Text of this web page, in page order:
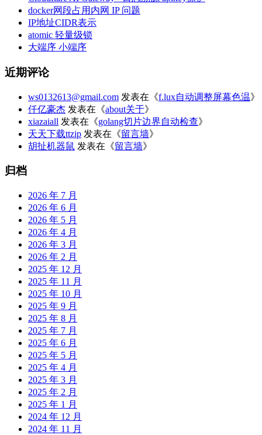
docker网段占用内网 IP 问题
IP地址CIDR表示
atomic 轻量级锁
大端序 小端序
近期评论
ws0132613@gmail.com 发表在《f.lux自动调整屏幕色温》
仟亿豪杰 发表在《about关于》
xiazaiall 发表在《golang切片边界自动检查》
天天下载ttzip 发表在《留言墙》
胡扯机器鼠 发表在《留言墙》
归档
2026 年 7 月
2026 年 6 月
2026 年 5 月
2026 年 4 月
2026 年 3 月
2026 年 2 月
2025 年 12 月
2025 年 11 月
2025 年 10 月
2025 年 9 月
2025 年 8 月
2025 年 7 月
2025 年 6 月
2025 年 5 月
2025 年 4 月
2025 年 3 月
2025 年 2 月
2025 年 1 月
2024 年 12 月
2024 年 11 月